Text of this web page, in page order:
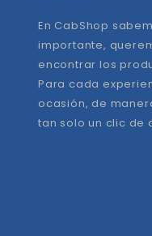
En CabShop
importante,
encontrar los
Para cada
ocasión, de
tan solo un clic de